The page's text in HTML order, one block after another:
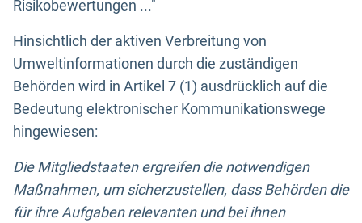
Risikobewertungen ..."
Hinsichtlich der aktiven Verbreitung von
Umweltinformationen durch die zuständigen
Behörden wird in Artikel 7 (1) ausdrücklich auf die
Bedeutung elektronischer Kommunikationswege
hingewiesen:
Die Mitgliedstaaten ergreifen die notwendigen
Maßnahmen, um sicherzustellen, dass Behörden die
für ihre Aufgaben relevanten und bei ihnen